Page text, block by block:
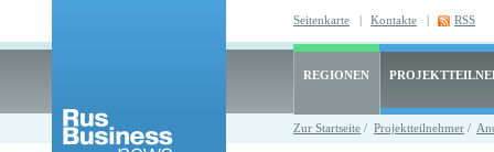
Seitenkarte | Kontakte | RSS
REGIONEN
Zur Startseite / Projektteilnehmer /